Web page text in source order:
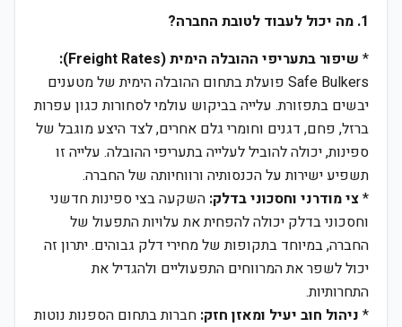
1. מה יכול לעבוד לטובת החברה?
* שיפור בתעריפי ההובלה הימית (Freight Rates):
Safe Bulkers פועלת בתחום ההובלה הימית של מטענים
יבשים בתפזורת. עלייה בביקוש עולמי לסחורות כגון עפרות
ברזל, פחם, דגנים וחומרי גלם אחרים, לצד היצע מוגבל של
ספינות, יכולה להוביל לעלייה בתעריפי ההובלה. עלייה זו
תשפיע ישירות על הכנסותיה ורווחיותה של החברה.
*צי מודרני וחסכוני בדלק: השקעה בצי ספינות חדשני
וחסכוני בדלק יכולה להפחית את עלויות התפעול של
החברה, במיוחד בתקופות של מחירי דלק גבוהים. יתרון זה
יכול לשפר את המרווחים התפעוליים ולהגדיל את
התחרותיות.
* ניהול חוב יעיל ומאזן חזק: חברות בתחום הספנות נוטות